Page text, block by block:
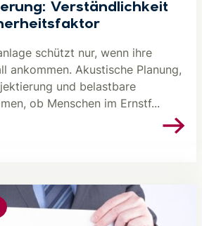
Verständlichkeit
schützt nur, wenn ihre
ankommen. Akustische Planung,
und belastbare
ob Menschen im Ernstf...